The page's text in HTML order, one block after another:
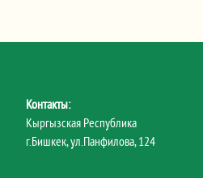
Контакты:
Кыргызская Республика
г.Бишкек, ул.Панфилова, 124